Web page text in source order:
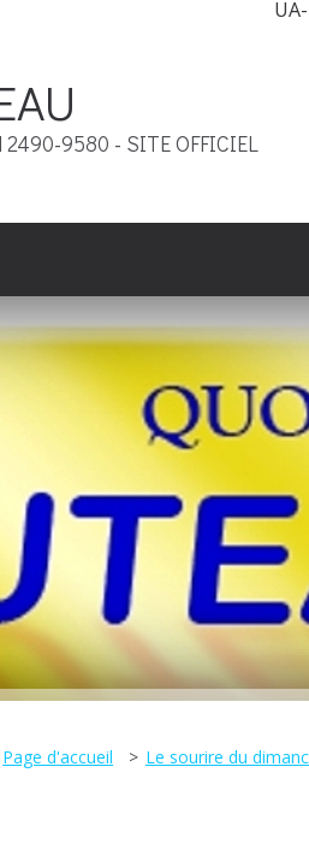
9580 - SITE OFFICIEL
Page d'accueil Le sourire du